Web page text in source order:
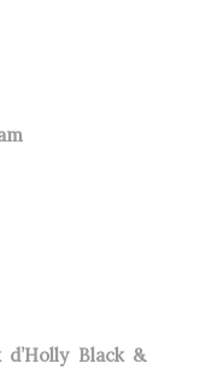
Black &